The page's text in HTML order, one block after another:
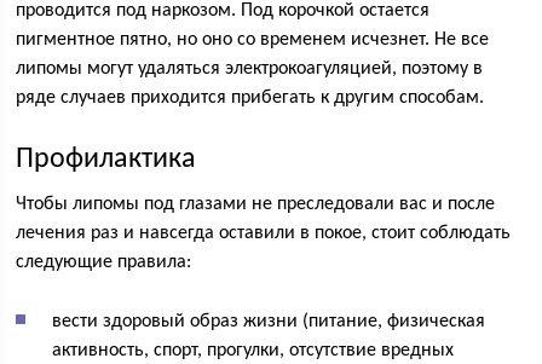
проводится под наркозом. Под корочкой остается
пигментное пятно, но оно со временем исчезнет. Не все
липомы могут удаляться электрокоагуляцией, поэтому в
ряде случаев приходится прибегать к другим способам.
Профилактика
Чтобы липомы под глазами не преследовали вас и после
лечения раз и навсегда оставили в покое, стоит соблюдать
следующие правила:
вести здоровый образ жизни (питание, физическая
активность, спорт, прогулки, отсутствие вредных